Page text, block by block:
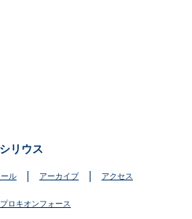
リウス
ル アーカイブ アクセス
プロキオンフォース